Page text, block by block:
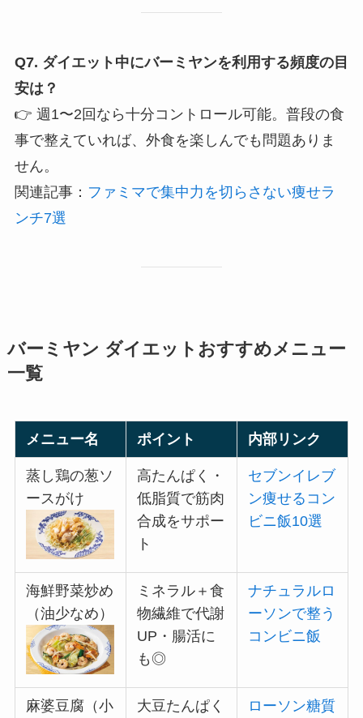
Q7. ダイエット中にバーミヤンを利用する頻度の目
安は？
👉 週1〜2回なら十分コントロール可能。普段の食
事で整えていれば、外食を楽しんでも問題ありま
せん。
関連記事： ファミマで集中力を切らさない痩せラ
ンチ7選
バーミヤン ダイエットおすすめメニュー
一覧
メニュー名 ポイント 内部リンク
蒸し鶏の葱ソ
ースがけ
高たんぱく・
低脂質で筋肉
合成をサポー
ト
セブンイレブ
ン痩せるコン
ビニ飯10選
海鮮野菜炒め
（油少なめ）
ミネラル＋食
物繊維で代謝
UP・腸活に
も◎
ナチュラルロ
ーソンで整う
コンビニ飯
麻婆豆腐（小
大豆たんぱく
ローソン糖質